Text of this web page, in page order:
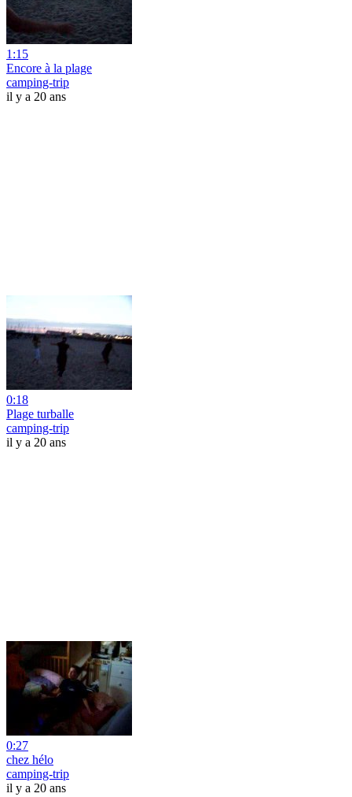
1:15
Encore à la plage
camping-trip
il y a 20 ans
0:18
Plage turballe
camping-trip
il y a 20 ans
0:27
chez hélo
camping-trip
il y a 20 ans